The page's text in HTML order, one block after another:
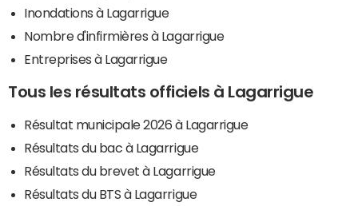
Inondations à Lagarrigue
Nombre d'infirmières à Lagarrigue
Entreprises à Lagarrigue
Tous les résultats officiels à Lagarrigue
Résultat municipale 2026 à Lagarrigue
Résultats du bac à Lagarrigue
Résultats du brevet à Lagarrigue
Résultats du BTS à Lagarrigue